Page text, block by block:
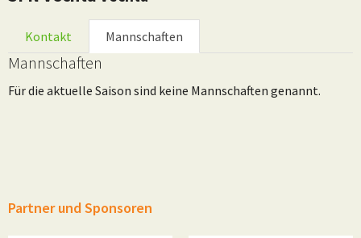
Kontakt Mannschaften
Mannschaften
Für die aktuelle Saison sind keine Mannschaften genannt.
Partner und Sponsoren